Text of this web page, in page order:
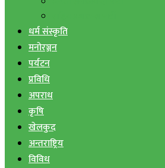
धर्म संस्कृति
मनोरञ्जन
पर्यटन
प्रविधि
अपराध
कृषि
खेलकुद
अन्तराष्ट्रिय
विविध